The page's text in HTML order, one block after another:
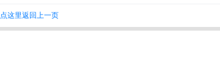
点这里返回上一页